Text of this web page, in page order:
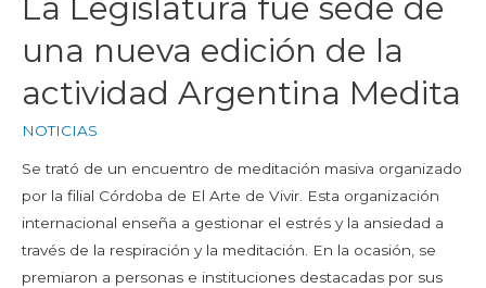
una nueva edición de la
actividad Argentina Medita
NOTICIAS
Se trató de un encuentro de meditación masiva organizado
por la filial Córdoba de El Arte de Vivir. Esta organización
internacional enseña a gestionar el estrés y la ansiedad a
través de la respiración y la meditación. En la ocasión, se
premiaron a personas e instituciones destacadas por sus